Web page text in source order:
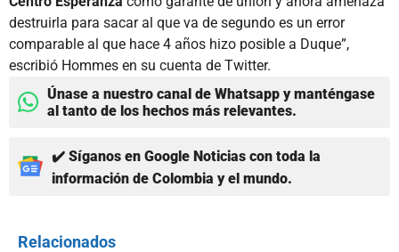
destruirla para sacar al que va de segundo es un error
comparable al que hace 4 años hizo posible a Duque”,
escribió Hommes en su cuenta de Twitter.
Únase a nuestro canal de Whatsapp y manténgase
al tanto de los hechos más relevantes.
✔️ Síganos en Google Noticias con toda la
información de Colombia y el mundo.
Relacionados